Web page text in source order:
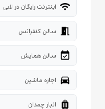
wifi اینترنت رایگان در لابی
meeting_room سالن کنفرانس
event_available سالن همایش
directions_car اجاره ماشین
luggage انبار چمدان